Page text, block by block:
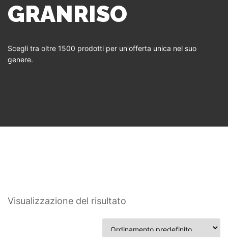
GRANRISO
Scegli tra oltre 1500 prodotti per un'offerta unica nel suo
genere.
Visualizzazione del risultato